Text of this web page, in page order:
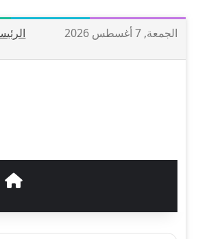
الجمعة, 7 أغسطس 2026